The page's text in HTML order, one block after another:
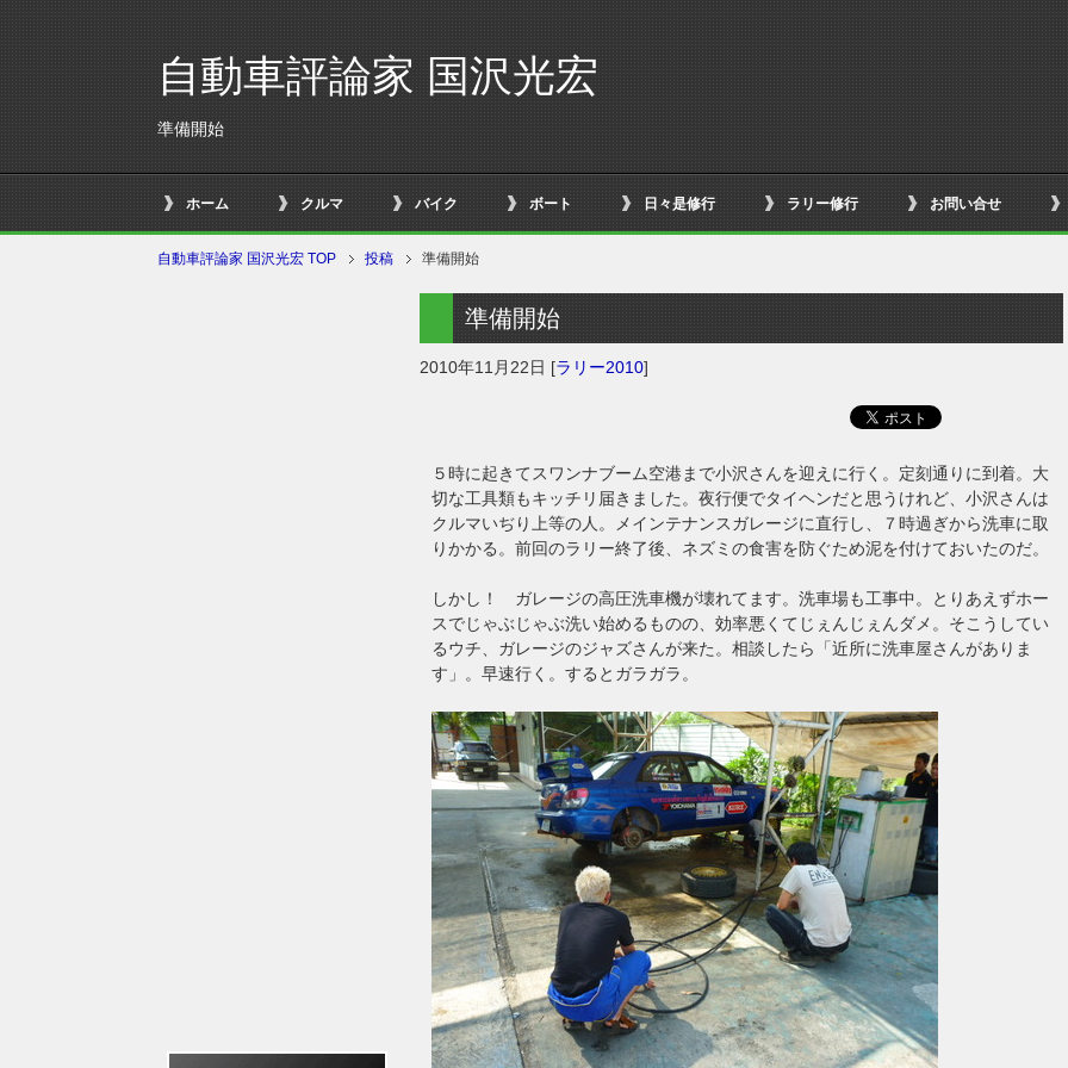
自動車評論家 国沢光宏
準備開始
ホーム クルマ バイク ボート 日々是修行 ラリー修行 お問い合せ
自動車評論家 国沢光宏 TOP 投稿 準備開始
準備開始
2010年11月22日 [ラリー2010]
５時に起きてスワンナブーム空港まで小沢さんを迎えに行く。定刻通りに到着。大
切な工具類もキッチリ届きました。夜行便でタイヘンだと思うけれど、小沢さんは
クルマいぢり上等の人。メインテナンスガレージに直行し、７時過ぎから洗車に取
りかかる。前回のラリー終了後、ネズミの食害を防ぐため泥を付けておいたのだ。
しかし！ ガレージの高圧洗車機が壊れてます。洗車場も工事中。とりあえずホー
スでじゃぶじゃぶ洗い始めるものの、効率悪くてじぇんじぇんダメ。そこうしてい
るウチ、ガレージのジャズさんが来た。相談したら「近所に洗車屋さんがありま
す」。早速行く。するとガラガラ。